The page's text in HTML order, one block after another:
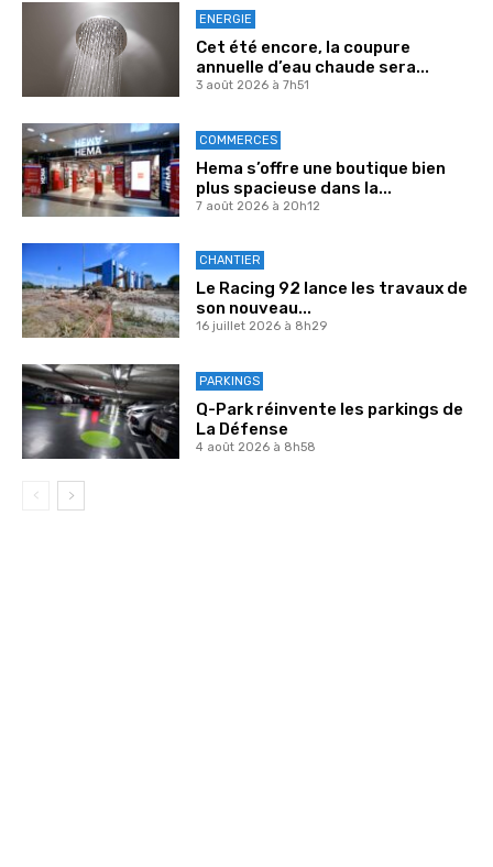
ENERGIE
Cet été encore, la coupure
annuelle d’eau chaude sera...
3 août 2026 à 7h51
COMMERCES
Hema s’offre une boutique bien
plus spacieuse dans la...
7 août 2026 à 20h12
CHANTIER
Le Racing 92 lance les travaux de
son nouveau...
16 juillet 2026 à 8h29
PARKINGS
Q-Park réinvente les parkings de
La Défense
4 août 2026 à 8h58